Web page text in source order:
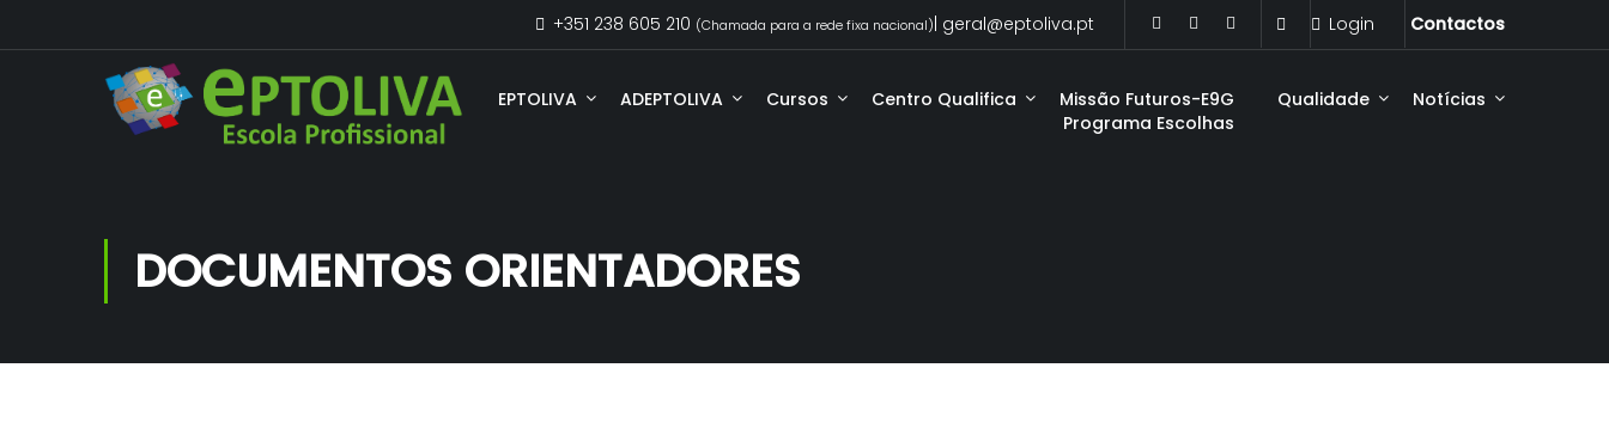
Projecto Educativo
Plano Anual de Atividades
Login Contactos
+351 238 605 210 (Chamada para a rede fixa nacional) | geral@eptoliva.pt
EPTOLIVA ADEPTOLIVA Cursos Centro Qualifica
Missão Futuros-E9G
Programa Escolhas
Qualidade Notícias
DOCUMENTOS ORIENTADORES